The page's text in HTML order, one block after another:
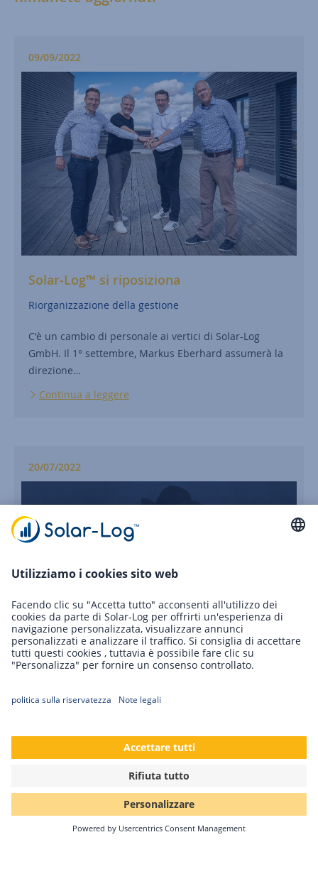
09/09/2022
Solar-Log™ si riposiziona
Riorganizzazione della gestione
C'è un cambio di personale ai vertici di Solar-Log
GmbH. Il 1° settembre, Markus Eberhard assumerà la
direzione…
Continua a leggere
20/07/2022
Sistemi di monitoraggio fotovoltaico a
Il mercato offre numerosi sistemi di monitoraggio
fotovoltaico con caratteristiche molto diverse.
Confrontiamo qui le varie soluzioni.
Continua a leggere